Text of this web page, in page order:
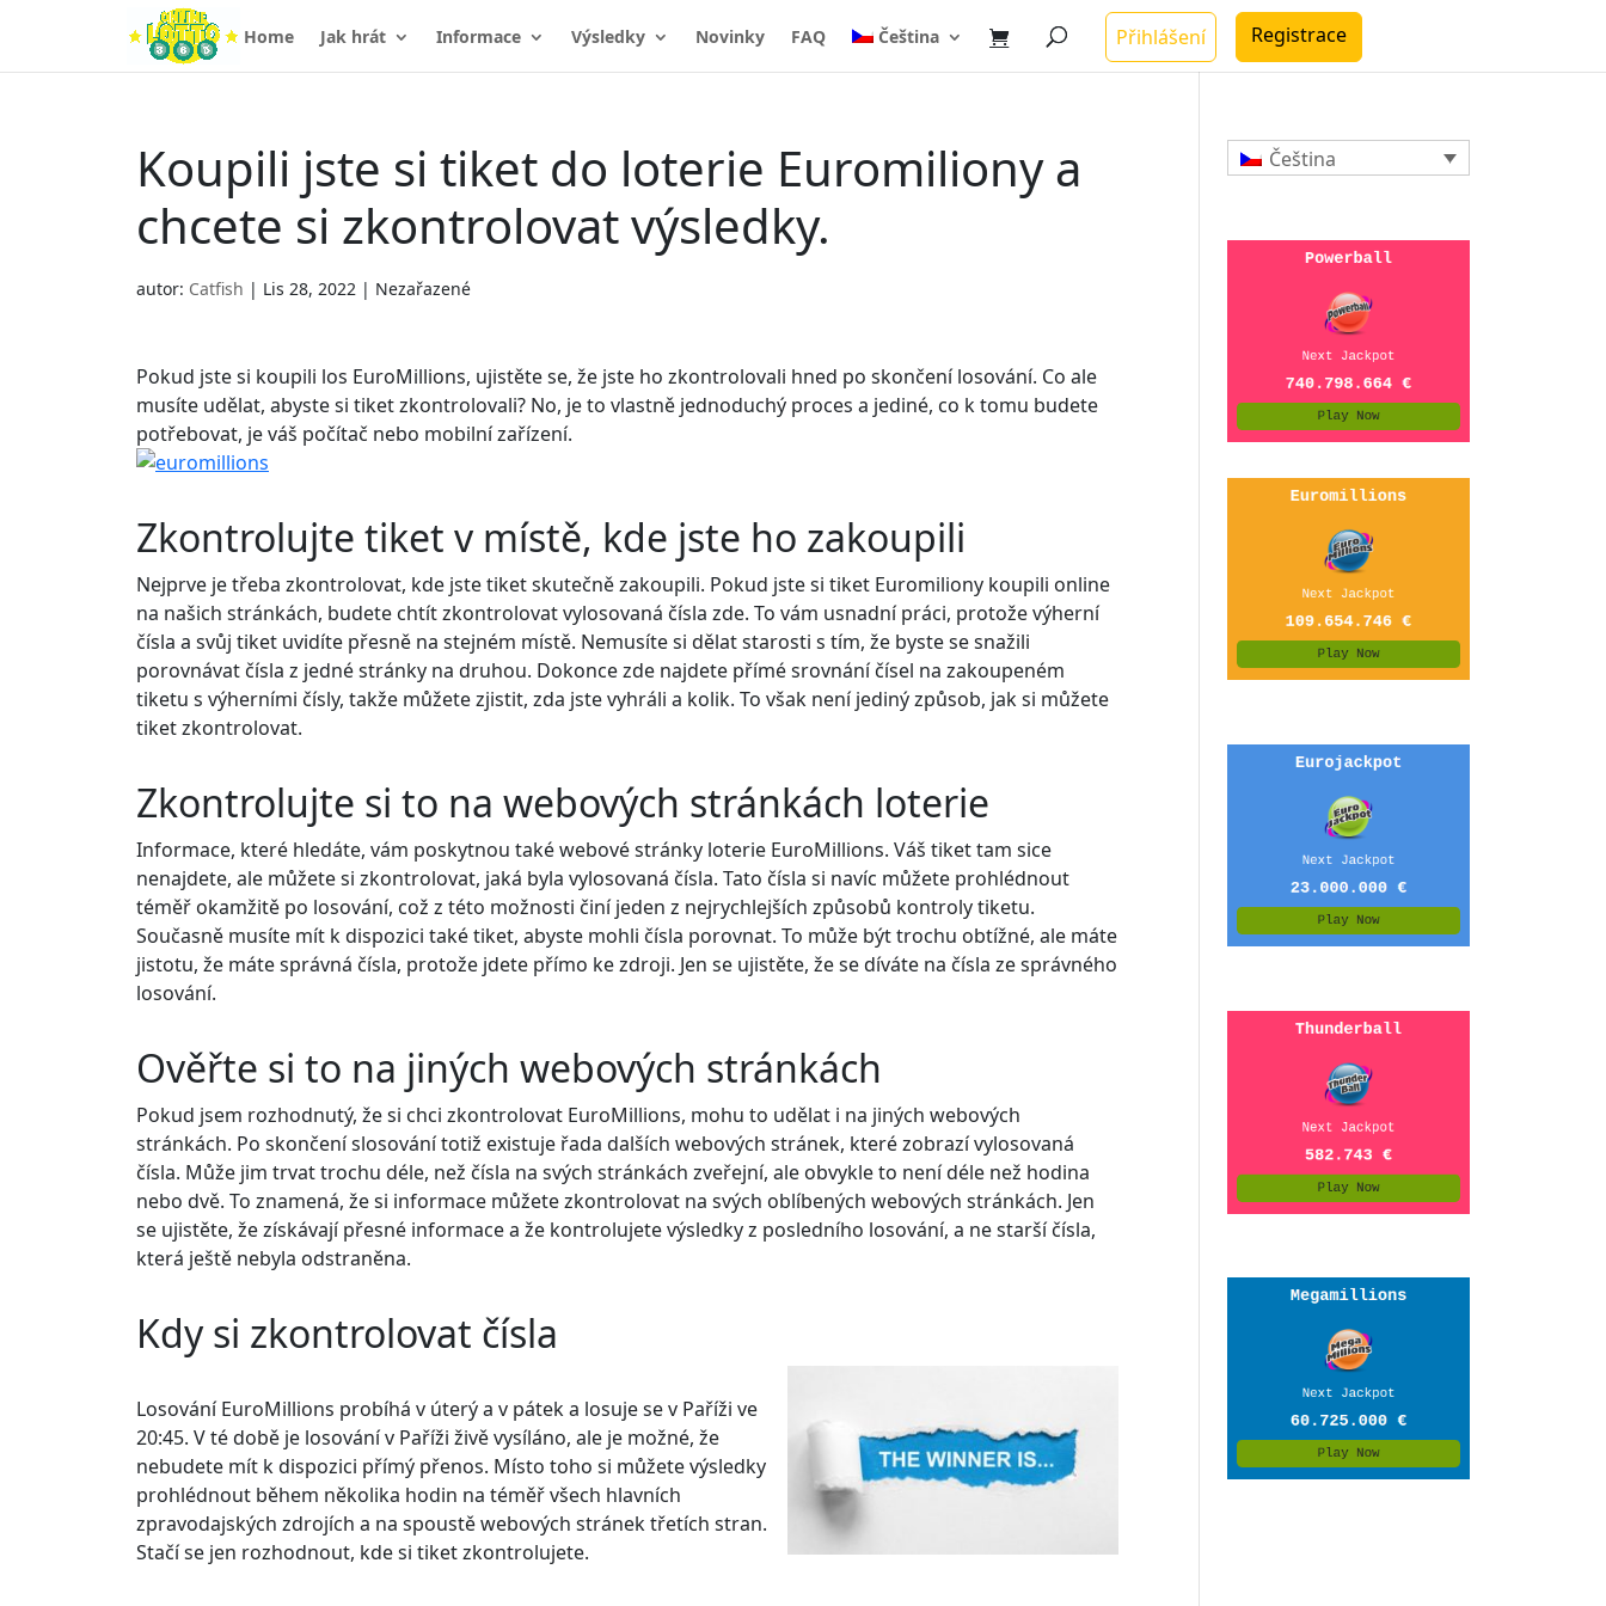
Home Jak hrát Informace Výsledky Novinky FAQ Čeština Přihlášení Registrace
Koupili jste si tiket do loterie Euromiliony a
chcete si zkontrolovat výsledky.
autor: Catfish | Lis 28, 2022 | Nezařazené
Pokud jste si koupili los EuroMillions, ujistěte se, že jste ho zkontrolovali hned po skončení losování. Co ale
musíte udělat, abyste si tiket zkontrolovali? No, je to vlastně jednoduchý proces a jediné, co k tomu budete
potřebovat, je váš počítač nebo mobilní zařízení.
Zkontrolujte tiket v místě, kde jste ho zakoupili
Nejprve je třeba zkontrolovat, kde jste tiket skutečně zakoupili. Pokud jste si tiket Euromiliony koupili online
na našich stránkách, budete chtít zkontrolovat vylosovaná čísla zde. To vám usnadní práci, protože výherní
čísla a svůj tiket uvidíte přesně na stejném místě. Nemusíte si dělat starosti s tím, že byste se snažili
porovnávat čísla z jedné stránky na druhou. Dokonce zde najdete přímé srovnání čísel na zakoupeném
tiketu s výherními čísly, takže můžete zjistit, zda jste vyhráli a kolik. To však není jediný způsob, jak si můžete
tiket zkontrolovat.
Zkontrolujte si to na webových stránkách loterie
Informace, které hledáte, vám poskytnou také webové stránky loterie EuroMillions. Váš tiket tam sice
nenajdete, ale můžete si zkontrolovat, jaká byla vylosovaná čísla. Tato čísla si navíc můžete prohlédnout
téměř okamžitě po losování, což z této možnosti činí jeden z nejrychlejších způsobů kontroly tiketu.
Současně musíte mít k dispozici také tiket, abyste mohli čísla porovnat. To může být trochu obtížné, ale máte
jistotu, že máte správná čísla, protože jdete přímo ke zdroji. Jen se ujistěte, že se díváte na čísla ze správného
losování.
Ověřte si to na jiných webových stránkách
Pokud jsem rozhodnutý, že si chci zkontrolovat EuroMillions, mohu to udělat i na jiných webových
stránkách. Po skončení slosování totiž existuje řada dalších webových stránek, které zobrazí vylosovaná
čísla. Může jim trvat trochu déle, než čísla na svých stránkách zveřejní, ale obvykle to není déle než hodina
nebo dvě. To znamená, že si informace můžete zkontrolovat na svých oblíbených webových stránkách. Jen
se ujistěte, že získávají přesné informace a že kontrolujete výsledky z posledního losování, a ne starší čísla,
která ještě nebyla odstraněna.
Kdy si zkontrolovat čísla
Losování EuroMillions probíhá v úterý a v pátek a losuje se v Paříži ve
20:45. V té době je losování v Paříži živě vysíláno, ale je možné, že
nebudete mít k dispozici přímý přenos. Místo toho si můžete výsledky
prohlédnout během několika hodin na téměř všech hlavních
zpravodajských zdrojích a na spoustě webových stránek třetích stran.
Stačí se jen rozhodnout, kde si tiket zkontrolujete.
Čeština